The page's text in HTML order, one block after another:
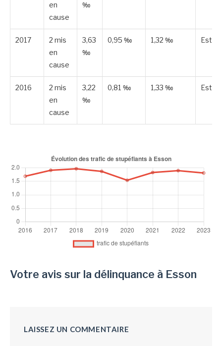
en
cause
‰
2017
2 mis
en
cause
3,63
‰
0,95 ‰ 1,32 ‰
2016
2 mis
en
cause
3,22
‰
0,81 ‰ 1,33 ‰
Votre avis sur la délinquance à Esson
LAISSEZ UN COMMENTAIRE